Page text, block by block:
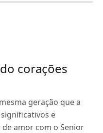
corações
geração que a
e
amor com o Senior